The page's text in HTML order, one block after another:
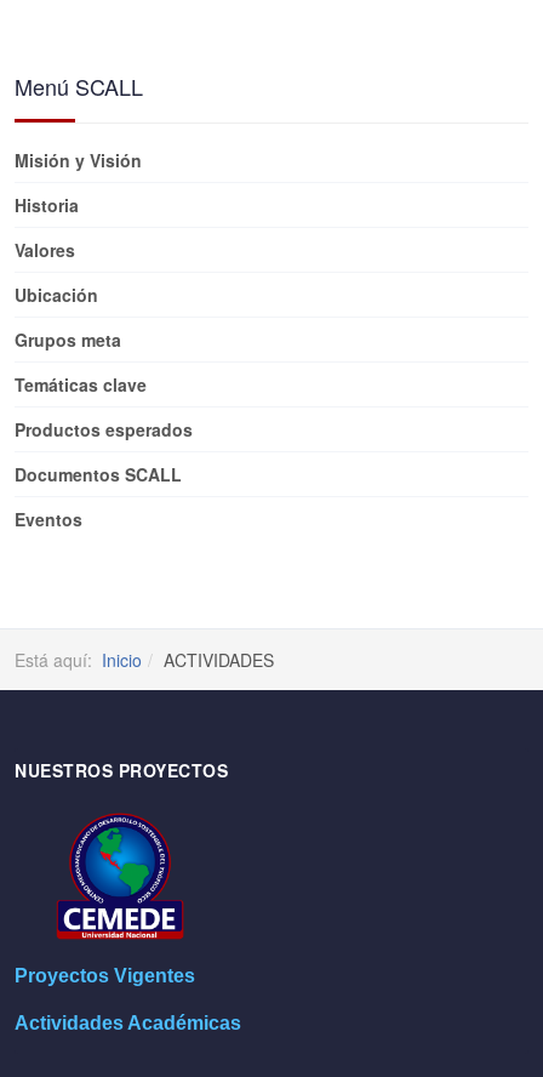
Menú SCALL
Misión y Visión
Historia
Valores
Ubicación
Grupos meta
Temáticas clave
Productos esperados
Documentos SCALL
Eventos
Está aquí: Inicio ACTIVIDADES
NUESTROS PROYECTOS
Proyectos Vigentes
Actividades Académicas